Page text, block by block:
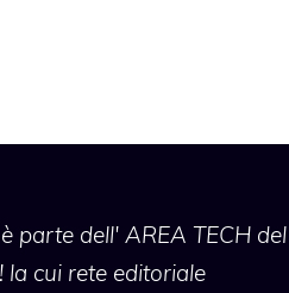
parte dell' AREA TECH del
cui rete editoriale